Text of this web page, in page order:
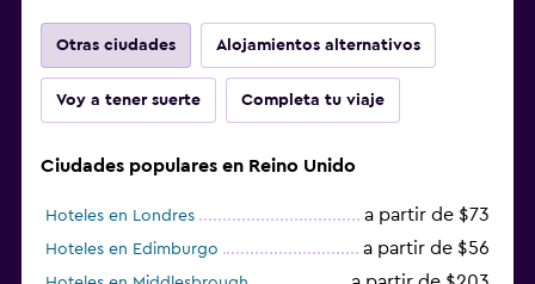
Otras ciudades Alojamientos alternativos
Voy a tener suerte Completa tu viaje
Ciudades populares en Reino Unido
Hoteles en Londres a partir de $73
Hoteles en Edimburgo a partir de $56